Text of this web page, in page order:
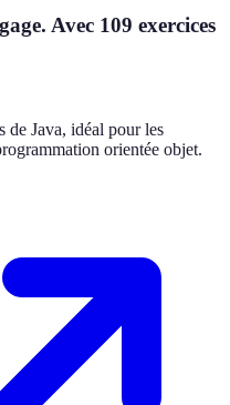
Avec 109 exercices
de Java, idéal pour les
orientée objet.